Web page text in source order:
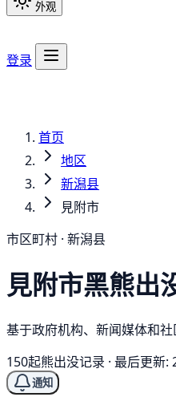
外观
登录
首页
地区
新潟县
見附市
市区町村 · 新潟县
見附市黑熊出
基于政府机构、新闻媒体和社
150起熊出没记录 · 最后更新:
通知